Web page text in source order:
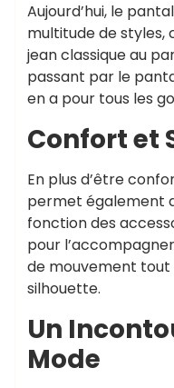
Aujourd’hui, le
multitude de styles,
jean classique au
passant par le
en a pour tous les
Confort et
En plus d’être
permet également
fonction des
pour
de mouvement
silhouette.
Un
Mode